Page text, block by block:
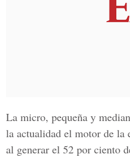
La micro, pequeña y
la actualidad el motor de la
al generar el 52 por ciento